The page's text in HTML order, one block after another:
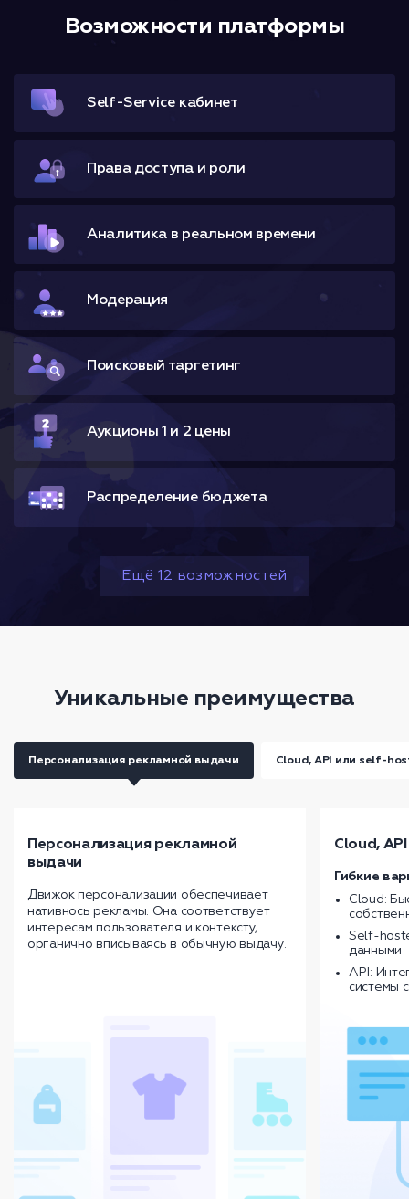
Возможности платформы
Self-Service кабинет
Права доступа и роли
Аналитика в реальном времени
Модерация
Поисковый таргетинг
Аукционы 1 и 2 цены
Pаспределение бюджета
Ещё 12 возможностей
Уникальные преимущества
Персонализация рекламной выдачи Cloud, API или self-
Персонализация рекламной
выдачи
Движок персонализации обеспечивает
нативнось рекламы. Она соответствует
интересам пользователя и контексту,
органично вписываясь в обычную выдачу.
Cloud,
Гибкие
Cloud:
Self-
данными
API:
системы